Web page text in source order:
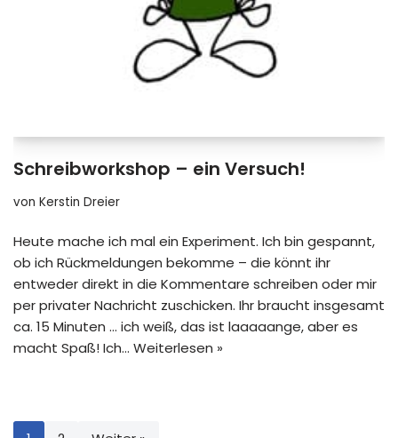
Schreibworkshop – ein Versuch!
von Kerstin Dreier
Heute mache ich mal ein Experiment. Ich bin gespannt,
ob ich Rückmeldungen bekomme – die könnt ihr
entweder direkt in die Kommentare schreiben oder mir
per privater Nachricht zuschicken. Ihr braucht insgesamt
ca. 15 Minuten … ich weiß, das ist laaaaange, aber es
macht Spaß! Ich… Weiterlesen »